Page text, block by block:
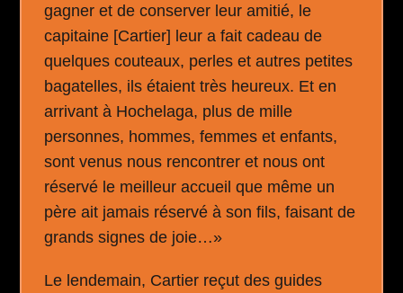
gagner et de conserver leur amitié, le
capitaine [Cartier] leur a fait cadeau de
quelques couteaux, perles et autres petites
bagatelles, ils étaient très heureux. Et en
arrivant à Hochelaga, plus de mille
personnes, hommes, femmes et enfants,
sont venus nous rencontrer et nous ont
réservé le meilleur accueil que même un
père ait jamais réservé à son fils, faisant de
grands signes de joie…»
Le lendemain, Cartier reçut des guides